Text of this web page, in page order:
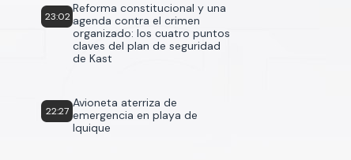
23:02
Reforma constitucional y una
agenda contra el crimen
organizado: los cuatro puntos
claves del plan de seguridad
de Kast
22:27
Avioneta aterriza de
emergencia en playa de
Iquique